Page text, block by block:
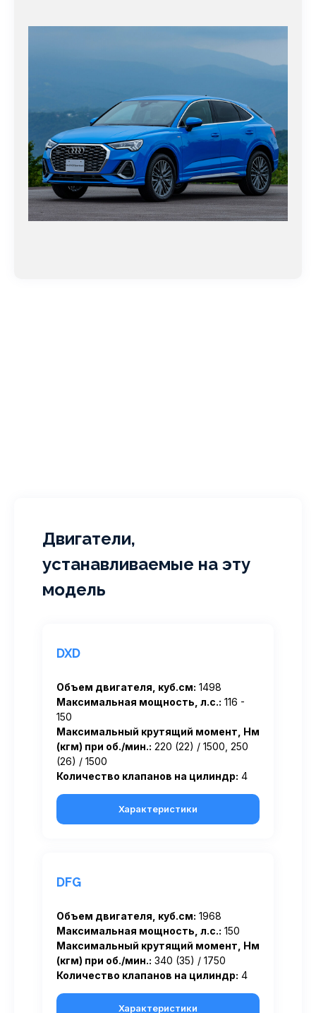
Двигатели,
устанавливаемые на эту
модель
DXD
Объем двигателя, куб.см: 1498
Максимальная мощность, л.с.: 116 -
150
Максимальный крутящий момент, Нм
(кгм) при об./мин.: 220 (22) / 1500, 250
(26) / 1500
Количество клапанов на цилиндр: 4
Характеристики
DFG
Объем двигателя, куб.см: 1968
Максимальная мощность, л.с.: 150
Максимальный крутящий момент, Нм
(кгм) при об./мин.: 340 (35) / 1750
Количество клапанов на цилиндр: 4
Характеристики